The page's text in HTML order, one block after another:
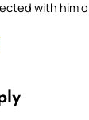
with him